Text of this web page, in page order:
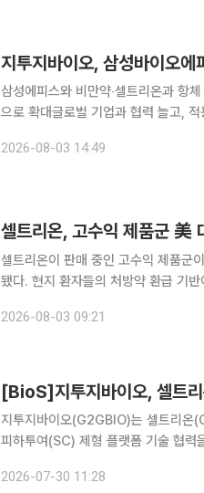
지투지바이오, 삼성바이오에
삼성에피스와 비만약‧셀트리온과 항
으로 확대글로벌 기업과 협력 늘고, 적용 분야는 더 넓어져 지투
심에서 항체의약품까지 넓히며 플랫
2026-08-03 14:49
셀트리온이 판매 중인 고수익 제품군
됐다. 현지 환자들의 처방약 환급 기
가 익스프레스 스크립츠(ESI), CVS
2026-08-03 09:21
[BioS]지투지바이오, 셀트
지투지바이오(G2GBIO)는 셀트리
피하투여(SC) 제형 플랫폼 기술 협
술 ‘이노램프(InnoLAMP)’에 이어,
2026-07-30 11:28